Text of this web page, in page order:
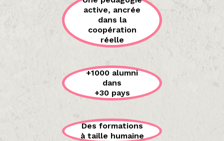
active, ancrée
dans la
coopération
réelle
+1000 alumni
dans
+30 pays
Des formations
à taille humaine